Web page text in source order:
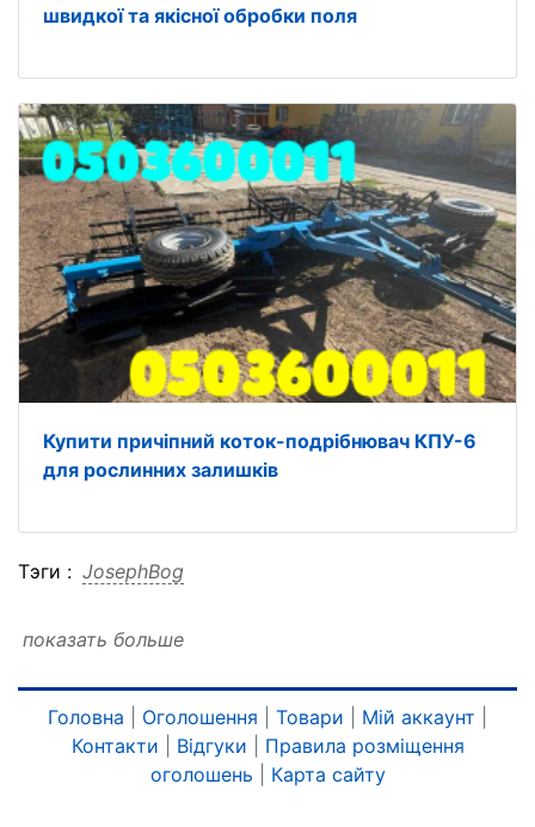
швидкої та якісної обробки поля
Купити причіпний коток-подрібнювач КПУ-6
для рослинних залишків
Тэги : JosephBog
показать больше
Головна Оголошення Товари Мій аккаунт
Контакти
Відгуки
Правила розміщення
оголошень
Карта сайту